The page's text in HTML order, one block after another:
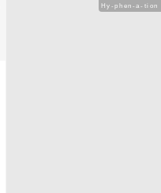
Hy-phen-a-tion